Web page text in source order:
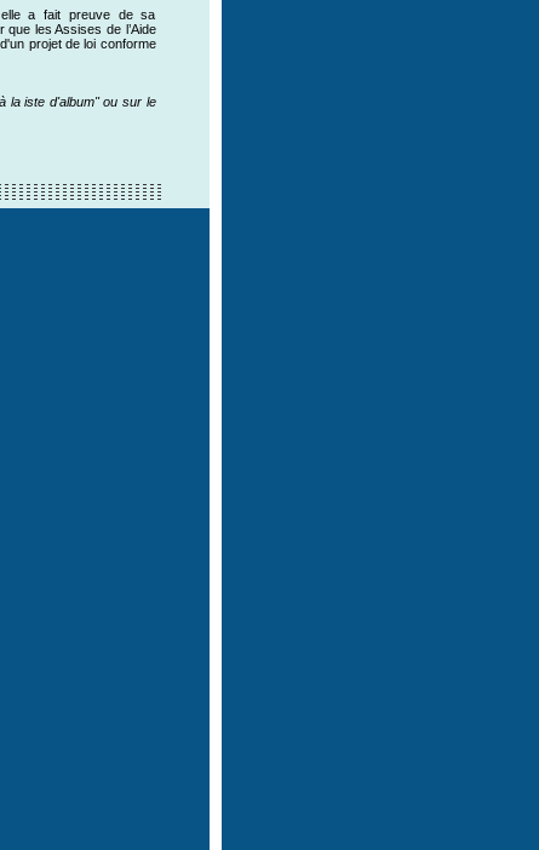
elle a fait preuve de sa
les Assises de l’Aide
projet de loi conforme
la iste d'album" ou sur le